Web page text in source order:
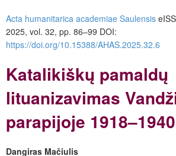
Acta humanitarica academiae Saulensis
2025, vol. 32, pp. 86–99 DOI:
https://doi.org/10.15388/AHAS.2025.32.6
Katalikiškų pamaldų
lituanizavimas
parapijoje
Dangiras Mačiulis